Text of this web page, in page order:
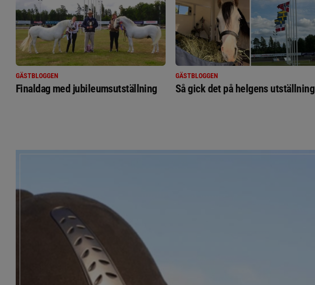
GÄSTBLOGGEN
Finaldag med jubileumsutställning
GÄSTBLOGGEN
Så gick det på helgens utställning